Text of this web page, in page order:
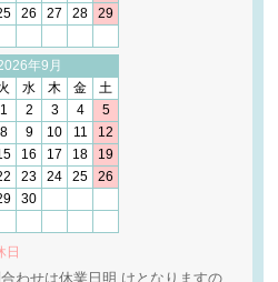
26 27 28
29
年9月
水 木 金
土
1
2 3 4
5
8 9 10 11
12
16 17 18
19
23 24 25
26
30
日
わせは休業日明 けとなりますの